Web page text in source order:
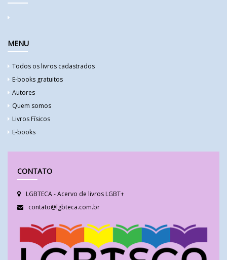
MENU
Todos os livros cadastrados
E-books gratuitos
Autores
Quem somos
Livros Físicos
E-books
CONTATO
LGBTECA - Acervo de livros LGBT+
contato@lgbteca.com.br